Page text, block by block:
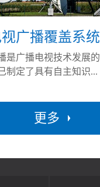
更多
广播覆盖系统
是广播电视技术发展的
制定了具有自主知识...